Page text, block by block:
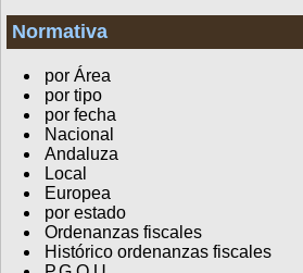
Normativa
por Área
por tipo
por fecha
Nacional
Andaluza
Local
Europea
por estado
Ordenanzas fiscales
Histórico ordenanzas fiscales